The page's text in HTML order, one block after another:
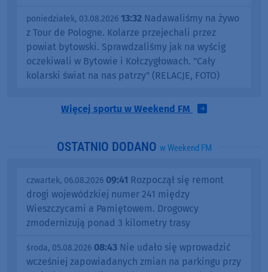
poniedziałek, 03.08.2026 13:32 Nadawaliśmy na żywo
z Tour de Pologne. Kolarze przejechali przez
powiat bytowski. Sprawdzaliśmy jak na wyścig
oczekiwali w Bytowie i Kołczygłowach. "Cały
kolarski świat na nas patrzy" (RELACJE, FOTO)
Więcej sportu w Weekend FM
OSTATNIO DODANO w Weekend FM
czwartek, 06.08.2026 09:41 Rozpoczął się remont
drogi wojewódzkiej numer 241 między
Wieszczycami a Pamiętowem. Drogowcy
zmodernizują ponad 3 kilometry trasy
środa, 05.08.2026 08:43 Nie udało się wprowadzić
wcześniej zapowiadanych zmian na parkingu przy